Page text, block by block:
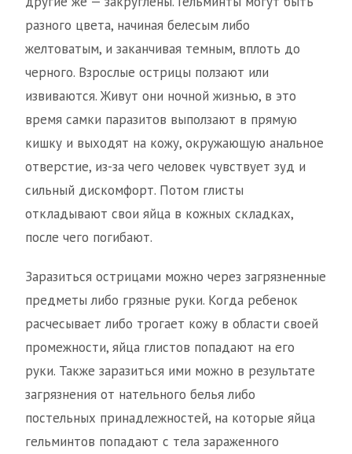
разного цвета, начиная белесым либо
желтоватым, и заканчивая темным, вплоть до
черного. Взрослые острицы ползают или
извиваются. Живут они ночной жизнью, в это
время самки паразитов выползают в прямую
кишку и выходят на кожу, окружающую анальное
отверстие, из-за чего человек чувствует зуд и
сильный дискомфорт. Потом глисты
откладывают свои яйца в кожных складках,
после чего погибают.
Заразиться острицами можно через загрязненные
предметы либо грязные руки. Когда ребенок
расчесывает либо трогает кожу в области своей
промежности, яйца глистов попадают на его
руки. Также заразиться ими можно в результате
загрязнения от нательного белья либо
постельных принадлежностей, на которые яйца
гельминтов попадают с тела зараженного